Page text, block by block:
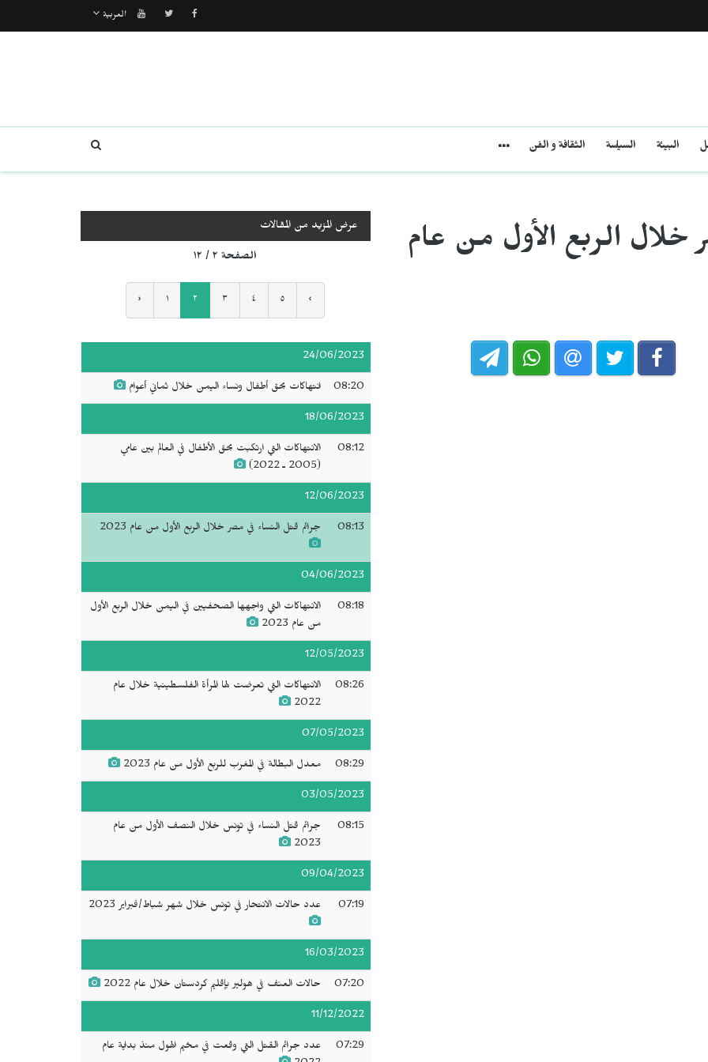
العربية
البيئة السياسة الثقافة و الفن
خلال الربع الأول من عام
عرض المزيد من المقالات
الصفحة ٢ / ١٢
‹ ١ ٢ ٣ ٤ ٥ ›
24/06/2023
08:20 انتهاكات بحق أطفال ونساء اليمن خلال ثماني أعوام
18/06/2023
08:12
الانتهاكات التي ارتكبت بحق الأطفال في العالم بين عامي
(2005 ـ 2022)
12/06/2023
08:13 جرائم قتل النساء في مصر خلال الربع الأول من عام 2023
04/06/2023
08:18
الانتهاكات التي واجهها الصحفيين في اليمن خلال الربع الأول
من عام 2023
12/05/2023
08:26
الانتهاكات التي تعرضت لها المرأة الفلسطينية خلال عام
2022
07/05/2023
08:29 معدل البطالة في المغرب للربع الأول من عام 2023
03/05/2023
08:15
جرائم قتل النساء في تونس خلال النصف الأول من عام
2023
09/04/2023
07:19 عدد حالات الانتحار في تونس خلال شهر شباط/فبراير 2023
16/03/2023
07:20 حالات العنف في هولير بإقليم كردستان خلال عام 2022
11/12/2022
07:29
عدد جرائم القتل التي وقعت في مخيم الهول منذ بداية عام